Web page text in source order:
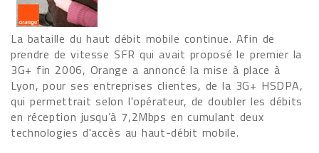
La bataille du haut débit mobile continue. Afin de
prendre de vitesse SFR qui avait proposé le premier la
3G+ fin 2006, Orange a annoncé la mise à place à
Lyon, pour ses entreprises clientes, de la 3G+ HSDPA,
qui permettrait selon l'opérateur, de doubler les débits
en réception jusqu’à 7,2Mbps en cumulant deux
technologies d'accès au haut-débit mobile.